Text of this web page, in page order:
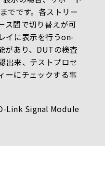
でです。各ストリー
ス間で切り替えが可
イに表示を行うon-
があり、DUTの検査
出来、テストプロセ
ーにチェックする事